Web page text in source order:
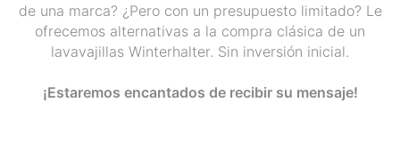
de una marca? ¿Pero con un presupuesto limitado? Le
ofrecemos alternativas a la compra clásica de un
lavavajillas Winterhalter. Sin inversión inicial.
¡Estaremos encantados de recibir su mensaje!